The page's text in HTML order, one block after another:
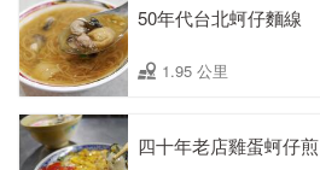
50年代台北蚵仔麵線
1.95 公里
四十年老店雞蛋蚵仔煎